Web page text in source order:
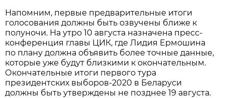
Напомним, первые предварительные итоги
голосования должны быть озвучены ближе к
полуночи. На утро 10 августа назначена пресс-
конференция главы ЦИК, где Лидия Ермошина
по плану должна объявить более точные данные,
которые уже будут близкими к окончательным.
Окончательные итоги первого тура
президентских выборов-2020 в Беларуси
должны быть утверждены не позднее 19 августа.